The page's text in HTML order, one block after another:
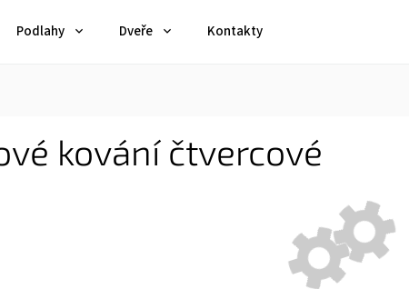
Podlahy Dveře Kontakty
kování čtvercové